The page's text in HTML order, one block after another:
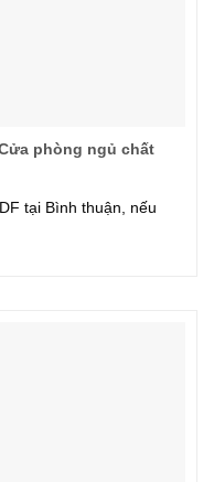
phòng ngủ chất
tại Bình thuận, nếu